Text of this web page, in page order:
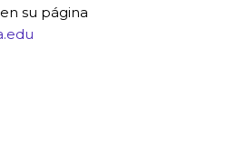
su página